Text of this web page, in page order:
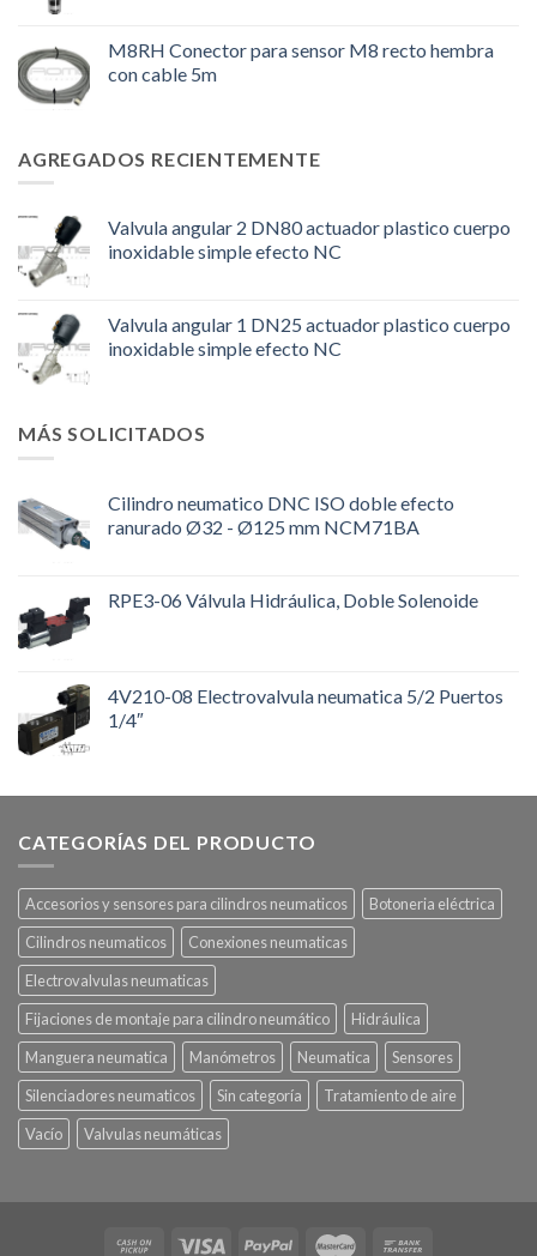
M8RH Conector para sensor M8 recto hembra
con cable 5m
AGREGADOS RECIENTEMENTE
Valvula angular 2 DN80 actuador plastico cuerpo
inoxidable simple efecto NC
Valvula angular 1 DN25 actuador plastico cuerpo
inoxidable simple efecto NC
MÁS SOLICITADOS
Cilindro neumatico DNC ISO doble efecto
ranurado Ø32 - Ø125 mm NCM71BA
RPE3-06 Válvula Hidráulica, Doble Solenoide
4V210-08 Electrovalvula neumatica 5/2 Puertos
1/4″
CATEGORÍAS DEL PRODUCTO
Accesorios y sensores para cilindros neumaticos
Botoneria eléctrica
Cilindros neumaticos
Conexiones neumaticas
Electrovalvulas neumaticas
Fijaciones de montaje para cilindro neumático
Hidráulica
Manguera neumatica
Manómetros Neumatica
Sensores
Silenciadores neumaticos
Sin categoría
Tratamiento de aire
Vacío
Valvulas neumáticas